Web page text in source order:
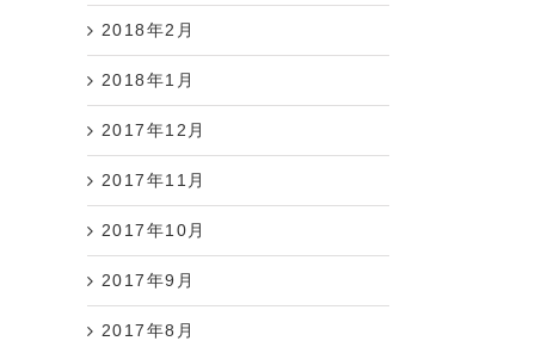
2018年2月
2018年1月
2017年12月
2017年11月
2017年10月
2017年9月
2017年8月